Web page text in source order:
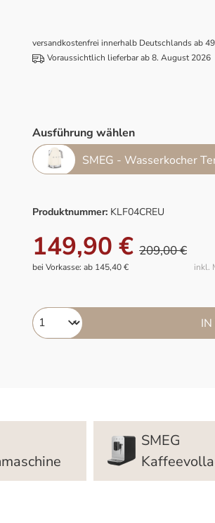
versandkostenfrei innerhalb Deutschlands ab
Voraussichtlich lieferbar ab 8. August 2026
Ausführung wählen
SMEG - Wasserkocher
Produktnummer: KLF04CREU
149,90 € 209,00 €
inkl.
bei Vorkasse: ab 145,40 €
SMEG